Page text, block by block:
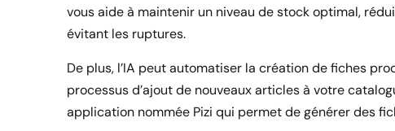
vous aide à maintenir un niveau de stock optimal,
évitant les ruptures.
De plus, l’IA peut automatiser la création de fiches
processus d’ajout de nouveaux articles à votre
application nommée Pizi qui permet de générer des